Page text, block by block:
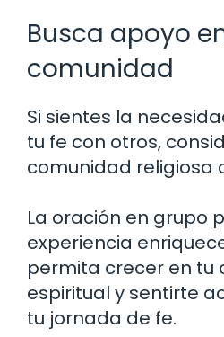
Busca apoyo
comunidad
Si sientes la
tu fe con otros,
comunidad religiosa
La oración en grupo
experiencia
permita crecer en tu
espiritual y sentirte
tu jornada de fe.